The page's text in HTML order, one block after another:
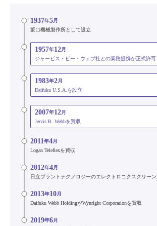
1937年5月
坂口機械製作所として設立
1957年12月
ジャービス・ビー・ウェブ社との業務提携が正式許可
1983年2月
Daifuku U.S.A.を設立
2007年12月
Jervis B. Webbを買収
2011年4月
Logan Teleflexを買収
2012年4月
日立プラントテクノロジーのエレクトロニクスクリー
2013年10月
Daifuku Webb HoldingがWynright Corporationを買収
2019年6月